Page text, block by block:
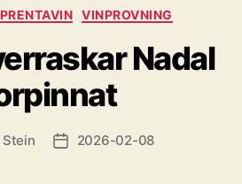
Kategorier
PRENTAVIN VINPROVNING
Nadal
Stein Inläggsdatum
2026-02-08